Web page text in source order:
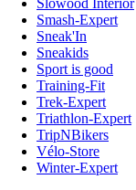
Slowood Interior
Smash-Expert
Sneak'In
Sneakids
Sport is good
Training-Fit
Trek-Expert
Triathlon-Expert
TripNBikers
Vélo-Store
Winter-Expert